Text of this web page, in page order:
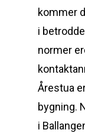
kommer
i
normer
Årestua
bygning.
i